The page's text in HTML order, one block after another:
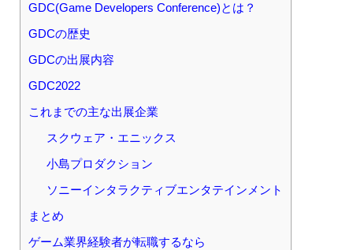
GDC(Game Developers Conference)とは？
GDCの歴史
GDCの出展内容
GDC2022
これまでの主な出展企業
スクウェア・エニックス
小島プロダクション
ソニーインタラクティブエンタテインメント
まとめ
ゲーム業界経験者が転職するなら